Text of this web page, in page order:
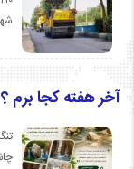
آخر هفته کجا برم ؟